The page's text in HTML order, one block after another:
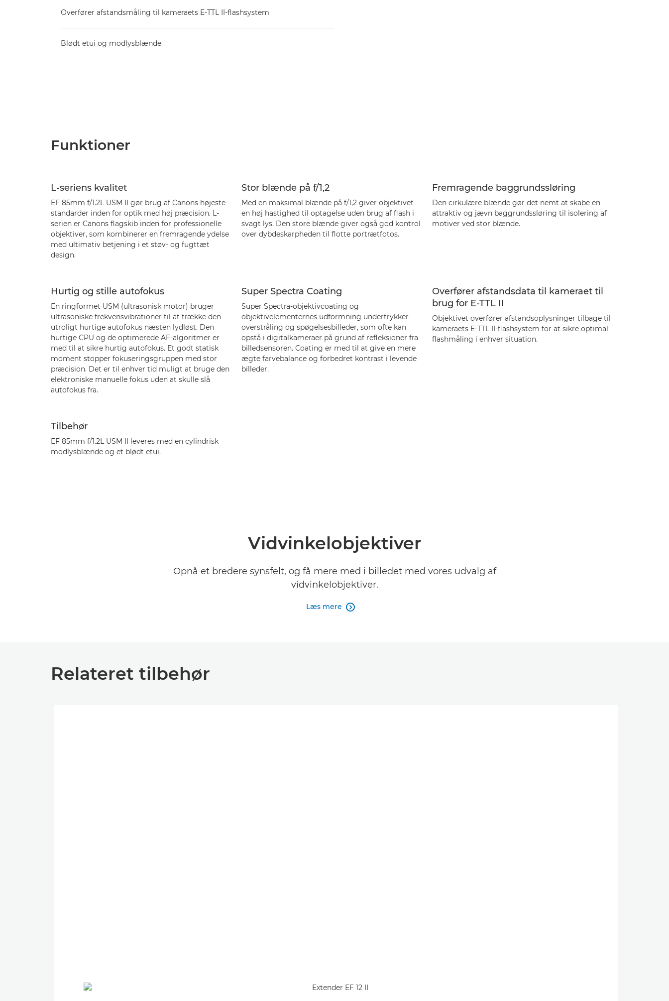
Overfører afstandsmåling til kameraets E-TTL II-flashsystem
Blødt etui og modlysblænde
Funktioner
L-seriens kvalitet
EF 85mm f/1.2L USM II gør brug af Canons højeste
standarder inden for optik med høj præcision. L-
serien er Canons flagskib inden for professionelle
objektiver, som kombinerer en fremragende ydelse
med ultimativ betjening i et støv- og fugttæt
design.
Stor blænde på f/1,2
Med en maksimal blænde på f/1,2 giver objektivet
en høj hastighed til optagelse uden brug af flash i
svagt lys. Den store blænde giver også god kontrol
over dybdeskarpheden til flotte portrætfotos.
Fremragende baggrundssløring
Den cirkulære blænde gør det nemt at skabe en
attraktiv og jævn baggrundssløring til isolering af
motiver ved stor blænde.
Hurtig og stille autofokus
En ringformet USM (ultrasonisk motor) bruger
ultrasoniske frekvensvibrationer til at trække den
utroligt hurtige autofokus næsten lydløst. Den
hurtige CPU og de optimerede AF-algoritmer er
med til at sikre hurtig autofokus. Et godt statisk
moment stopper fokuseringsgruppen med stor
præcision. Det er til enhver tid muligt at bruge den
elektroniske manuelle fokus uden at skulle slå
autofokus fra.
Super Spectra Coating
Super Spectra-objektivcoating og
objektivelementernes udformning undertrykker
overstråling og spøgelsesbilleder, som ofte kan
opstå i digitalkameraer på grund af refleksioner fra
billedsensoren. Coating er med til at give en mere
ægte farvebalance og forbedret kontrast i levende
billeder.
Overfører afstandsdata til kameraet til
brug for E-TTL II
Objektivet overfører afstandsoplysninger tilbage til
kameraets E-TTL II-flashsystem for at sikre optimal
flashmåling i enhver situation.
Tilbehør
EF 85mm f/1.2L USM II leveres med en cylindrisk
modlysblænde og et blødt etui.
Vidvinkelobjektiver
Opnå et bredere synsfelt, og få mere med i billedet med vores udvalg af
vidvinkelobjektiver.
Læs mere 
Relateret tilbehør